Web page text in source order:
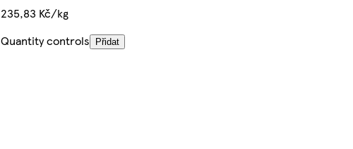
235,83 Kč/kg
Quantity controls
Přidat